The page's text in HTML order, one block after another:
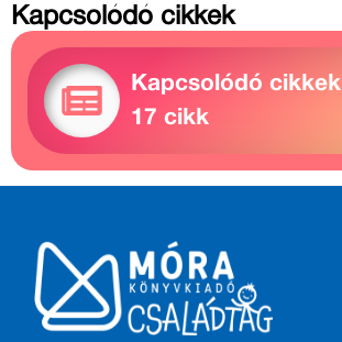
Kapcsolódó cikkek
Kapcsolódó cikkek
17 cikk